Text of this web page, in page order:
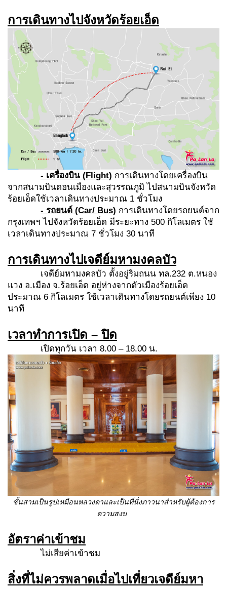
การเดินทางไปจังหวัดร้อยเอ็ด
- เครื่องบิน (Flight) การเดินทางโดยเครื่องบิน
จากสนามบินดอนเมืองและสุวรรณภูมิ ไปสนามบินจังหวัด
ร้อยเอ็ดใช้เวลาเดินทางประมาณ 1 ชั่วโมง
- รถยนต์ (Car/ Bus) การเดินทางโดยรถยนต์จาก
กรุงเทพฯ ไปจังหวัดร้อยเอ็ด มีระยะทาง 500 กิโลเมตร ใช้
เวลาเดินทางประมาณ 7 ชั่วโมง 30 นาที
การเดินทางไปเจดีย์มหามงคลบัว
เจดีย์มหามงคลบัว ตั้งอยู่ริมถนน ทล.232 ต.หนอง
แวง อ.เมือง จ.ร้อยเอ็ด อยู่ห่างจากตัวเมืองร้อยเอ็ด
ประมาณ 6 กิโลเมตร ใช้เวลาเดินทางโดยรถยนต์เพียง 10
นาที
เวลาทำการเปิด – ปิด
เปิดทุกวัน เวลา 8.00 – 18.00 น.
ชั้นสามเป็นรูปเหมือนหลวงตาและเป็นที่นั่งภาวนาสำหรับผู้ต้องการ
ความสงบ
อัตราค่าเข้าชม
ไม่เสียค่าเข้าชม
สิ่งที่ไม่ควรพลาดเมื่อไปเที่ยวเจดีย์มหา